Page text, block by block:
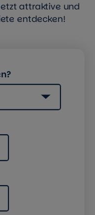
attraktive und
entdecken!
maximal
in m² maximal